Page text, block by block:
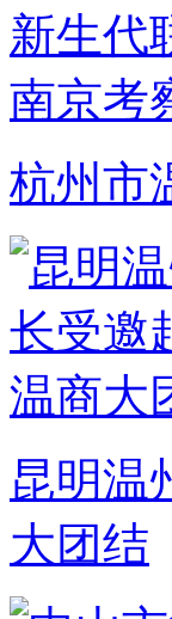
杭州市
昆明温
大团结